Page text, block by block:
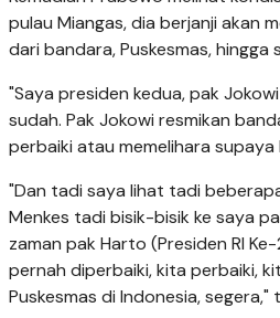
pulau Miangas, dia berjanji akan
dari bandara, Puskesmas, hingga
"Saya presiden kedua, pak
sudah. Pak Jokowi resmikan
perbaiki atau memelihara supaya
"Dan tadi saya lihat tadi
Menkes tadi bisik-bisik ke saya
zaman pak Harto (Presiden RI
pernah diperbaiki, kita perbaiki,
Puskesmas di Indonesia, segera,"